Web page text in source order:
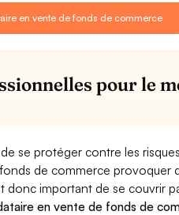
en vente de fonds de commerce
pour le
se protéger contre les
de commerce provoquer
donc important de se couvrir
en vente de fonds de